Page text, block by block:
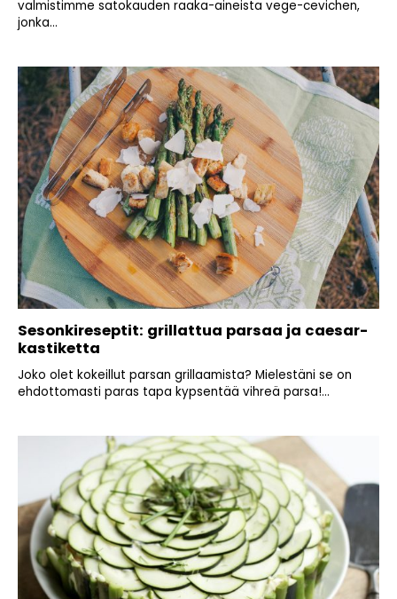
valmistimme satokauden raaka-aineista vege-cevichen,
jonka...
Sesonkireseptit: grillattua parsaa ja caesar-
kastiketta
Joko olet kokeillut parsan grillaamista? Mielestäni se on
ehdottomasti paras tapa kypsentää vihreä parsa!...